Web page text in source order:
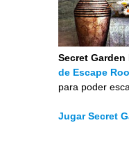
Secret Garden
de Escape
para poder
Jugar Secret